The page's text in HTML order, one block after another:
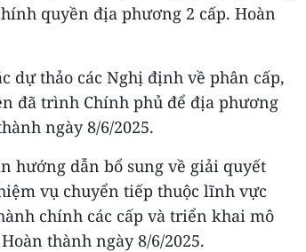
quyền địa phương 2 cấp. Hoàn
dự thảo các Nghị định về phân cấp,
đã trình Chính phủ để địa phương
ngày 8/6/2025.
hướng dẫn bổ sung về giải quyết
vụ chuyển tiếp thuộc lĩnh vực
chính các cấp và triển khai mô
thành ngày 8/6/2025.